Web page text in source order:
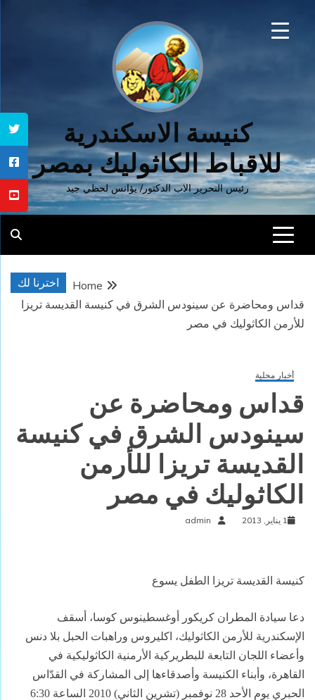
كنيسة الاسكندرية
للاقباط الكاثوليك بمصر
رئيس التحرير الاب الدكتور/ يؤانس لحظي جيد
اخترنا لك
Home
قداس ومحاضرة عن سينودس الشرق في كنيسة القديسة تريزا
للأرمن الكاثوليك في مصر
أخبار محلية
قداس ومحاضرة عن
سينودس الشرق في كنيسة
القديسة تريزا للأرمن
الكاثوليك في مصر
1 يناير, 2013 admin
كنيسة القديسة تريزا الطفل يسوع
دعا سيادة المطران كريكور أوغسطينوس كوسا، أسقف
الإسكندرية للأرمن الكاثوليك، اكليروس وراهبات الحبل بلا دنس
وأعضاء اللجان التابعة للبطريركية الأرمنية الكاثوليكية في
القاهرة، وأبناء الكنيسة وأصدقاءها إلى المشاركة في القدّاس
الحبري يوم الأحد 28 نوفمبر (تشرين الثاني) 2010 الساعة 6:30